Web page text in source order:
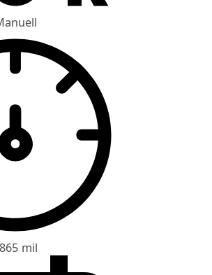
mil